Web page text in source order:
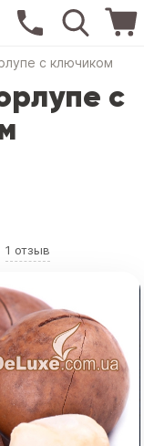
с ключиком
с
1 отзыв